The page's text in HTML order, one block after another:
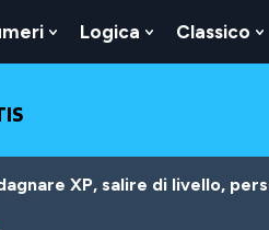
Show
Submenu
Logica
Show
Submenu
Classico
XP, salire di livello,